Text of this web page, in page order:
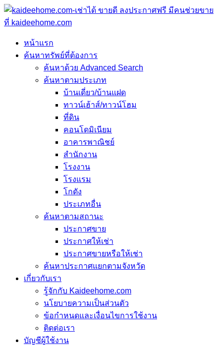
หน้าแรก
ค้นหาทรัพย์ที่ต้องการ
ค้นหาด้วย Advanced Search
ค้นหาตามประเภท
บ้านเดี่ยว/บ้านแฝด
ทาวน์เฮ้าส์/ทาวน์โฮม
ที่ดิน
คอนโดมิเนียม
อาคารพาณิชย์
สำนักงาน
โรงงาน
โรงแรม
โกดัง
ประเภทอื่น
ค้นหาตามสถานะ
ประกาศขาย
ประกาศให้เช่า
ประกาศขายหรือให้เช่า
ค้นหาประกาศแยกตามจังหวัด
เกี่ยวกับเรา
รู้จักกับ Kaideehome.com
นโยบายความเป็นส่วนตัว
ข้อกำหนดและเงื่อนไขการใช้งาน
ติดต่อเรา
บัญชีผู้ใช้งาน